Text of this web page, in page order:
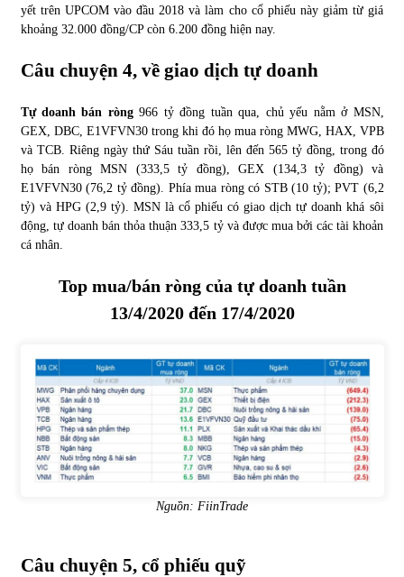
yết trên UPCOM vào đầu 2018 và làm cho cổ phiếu này giảm từ giá
khoảng 32.000 đồng/CP còn 6.200 đồng hiện nay.
Câu chuyện 4, về giao dịch tự doanh
Tự doanh bán ròng966 tỷ đồng tuần qua, chủ yếu nằm ở MSN,
GEX, DBC, E1VFVN30 trong khi đó họ mua ròng MWG, HAX, VPB
và TCB. Riêng ngày thứ Sáu tuần rồi, lên đến 565 tỷ đồng, trong đó
họ bán ròng MSN (333,5 tỷ đồng), GEX (134,3 tỷ đồng) và
E1VFVN30 (76,2 tỷ đồng). Phía mua ròng có STB (10 tỷ); PVT (6,2
tỷ) và HPG (2,9 tỷ). MSN là cổ phiếu có giao dịch tự doanh khá sôi
động, tự doanh bán thỏa thuận 333,5 tỷ và được mua bởi các tài khoản
cá nhân.
Top mua/bán ròng của tự doanh tuần
13/4/2020 đến 17/4/2020
Nguồn: FiinTrade
Câu chuyện 5, cổ phiếu quỹ